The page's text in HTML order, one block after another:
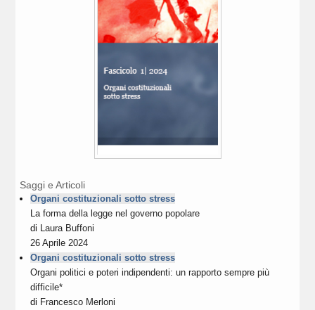
Saggi e Articoli
Organi costituzionali sotto stress
La forma della legge nel governo popolare
di Laura Buffoni
26 Aprile 2024
Organi costituzionali sotto stress
Organi politici e poteri indipendenti: un rapporto sempre più
difficile*
di Francesco Merloni